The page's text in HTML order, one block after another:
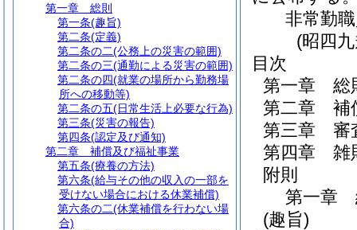
非常勤
(昭四
目次
第一章
総
第二章
補
第三章
審
第四章
雑
附則
第一章
(趣旨)
第一章
総則
第一条(趣旨)
第二条(定義)
第二条の二(公務上の災害の範囲)
第二条の三(通勤による災害の範囲)
第二条の四(就業の場所から勤務場
所への移動等)
第二条の五(日常生活上必要な行為)
第三条(災害の報告)
第四条(認定及び通知)
第二章
補償及び福祉事業
第五条(療養の方法)
第六条(給与その他の収入の一部を
受けない場合における休業補償)
第六条の二(休業補償を行わない場
合)